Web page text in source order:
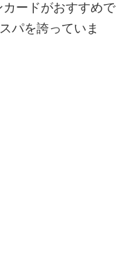
ードがおすすめで
パを誇っていま